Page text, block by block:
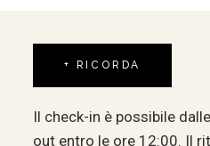
+ RICORDA
Il check-in è possibile
out entro le ore 12:00. Il